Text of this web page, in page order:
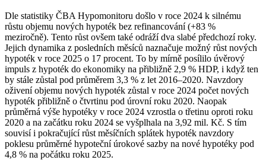
Dle statistiky ČBA Hypomonitoru došlo v roce 2024 k silnému
růstu objemu nových hypoték bez refinancování (+83 %
meziročně). Tento růst ovšem také odráží dva slabé předchozí roky.
Jejich dynamika z posledních měsíců naznačuje možný růst nových
hypoték v roce 2025 o 17 procent. To by mírně posílilo úvěrový
impuls z hypoték do ekonomiky na přibližně 2,9 % HDP, i když ten
by stále zůstal pod průměrem 3,3 % z let 2016–2020. Navzdory
oživení objemu nových hypoték zůstal v roce 2024 počet nových
hypoték přibližně o čtvrtinu pod úrovní roku 2020. Naopak
průměrná výše hypotéky v roce 2024 vzrostla o třetinu oproti roku
2020 a na začátku roku 2024 se vyšplhala na 3,92 mil. Kč. S tím
souvisí i pokračující růst měsíčních splátek hypoték navzdory
poklesu průměrné hypoteční úrokové sazby na nové hypotéky pod
4,8 % na počátku roku 2025.